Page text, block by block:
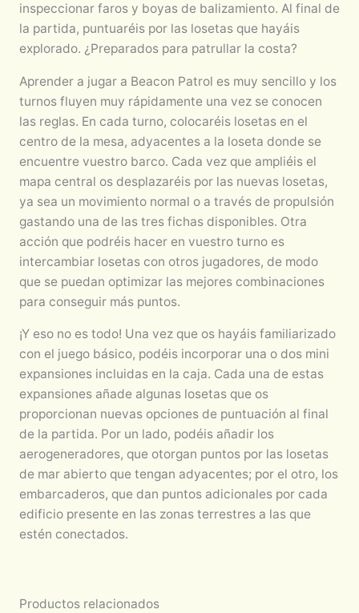
inspeccionar faros y boyas de balizamiento. Al final de
la partida, puntuaréis por las losetas que hayáis
explorado. ¿Preparados para patrullar la costa?
Aprender a jugar a Beacon Patrol es muy sencillo y los
turnos fluyen muy rápidamente una vez se conocen
las reglas. En cada turno, colocaréis losetas en el
centro de la mesa, adyacentes a la loseta donde se
encuentre vuestro barco. Cada vez que ampliéis el
mapa central os desplazaréis por las nuevas losetas,
ya sea un movimiento normal o a través de propulsión
gastando una de las tres fichas disponibles. Otra
acción que podréis hacer en vuestro turno es
intercambiar losetas con otros jugadores, de modo
que se puedan optimizar las mejores combinaciones
para conseguir más puntos.
¡Y eso no es todo! Una vez que os hayáis familiarizado
con el juego básico, podéis incorporar una o dos mini
expansiones incluidas en la caja. Cada una de estas
expansiones añade algunas losetas que os
proporcionan nuevas opciones de puntuación al final
de la partida. Por un lado, podéis añadir los
aerogeneradores, que otorgan puntos por las losetas
de mar abierto que tengan adyacentes; por el otro, los
embarcaderos, que dan puntos adicionales por cada
edificio presente en las zonas terrestres a las que
estén conectados.
Productos relacionados